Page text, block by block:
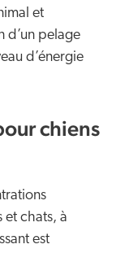
et
d’un pelage
d’énergie
chiens
et chats, à
est